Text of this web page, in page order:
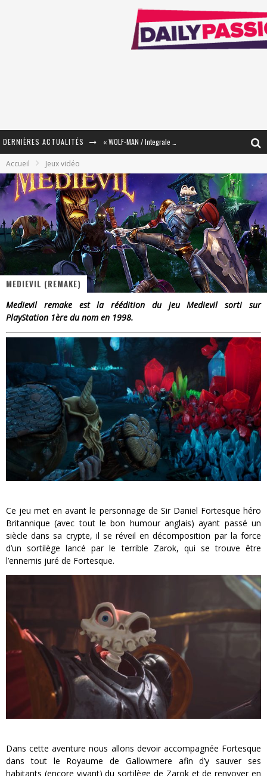
DERNIÈRES ACTUALITÉS
« The Broken Ring / This Mariage Will Fail Anyway » (Tome 2) – Préparer sa vengeance…
« Le Béton et le Bambou / Propositions pour Mayotte et le Monde. » - Améliorations !
Star Fox
PsyRiver 2026 : la magie revient sur les rives de l’Aar
« MOFUSAND / Parler Japonais » – Des Expressions Pratiques !
« Dr Wertham / L’homme qui étudia les tueurs en série » - Un Métier à Risque !
« Le Vent dand les Saules » - Une Belle Histoire !
Yoshi and the mysterious book
Accueil Jeux vidéo
MEDIEVIL (REMAKE)
Medievil remake est la réédition du jeu Medievil sorti sur
PlayStation 1ère du nom en 1998.
Ce jeu met en avant le personnage de Sir Daniel Fortesque héro
Britannique (avec tout le bon humour anglais) ayant passé un
siècle dans sa crypte, il se réveil en décomposition par la force
d’un sortilège lancé par le terrible Zarok, qui se trouve être
l’ennemis juré de Fortesque.
Dans cette aventure nous allons devoir accompagnée Fortesque
dans tout le Royaume de Gallowmere afin d’y sauver ses
habitants (encore vivant) du sortilège de Zarok et de renvoyer en